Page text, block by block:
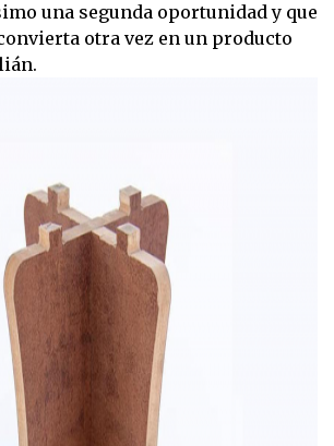
una segunda oportunidad y que
otra vez en un producto